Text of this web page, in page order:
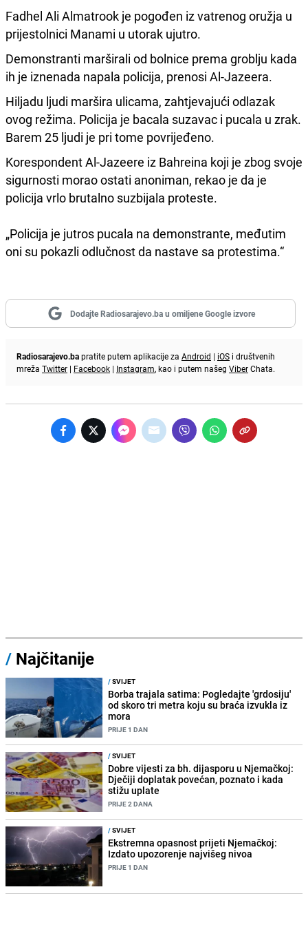
Fadhel Ali Almatrook je pogođen iz vatrenog oružja u
prijestolnici Manami u utorak ujutro.
Demonstranti marširali od bolnice prema groblju kada
ih je iznenada napala policija, prenosi Al-Jazeera.
Hiljadu ljudi maršira ulicama, zahtjevajući odlazak
ovog režima. Policija je bacala suzavac i pucala u zrak.
Barem 25 ljudi je pri tome povrijeđeno.
Korespondent Al-Jazeere iz Bahreina koji je zbog svoje
sigurnosti morao ostati anoniman, rekao je da je
policija vrlo brutalno suzbijala proteste.
„Policija je jutros pucala na demonstrante, međutim
oni su pokazli odlučnost da nastave sa protestima.“
Dodajte Radiosarajevo.ba u omiljene Google izvore
Radiosarajevo.bapratite putem aplikacije za Android | iOS i društvenih
mreža Twitter | Facebook | Instagram, kao i putem našeg ViberChata.
/ Najčitanije
/SVIJET
Borba trajala satima: Pogledajte 'grdosiju'
od skoro tri metra koju su braća izvukla iz
mora
PRIJE 1 DAN
/SVIJET
Dobre vijesti za bh. dijasporu u Njemačkoj:
Dječiji doplatak povećan, poznato i kada
stižu uplate
PRIJE 2 DANA
/SVIJET
Ekstremna opasnost prijeti Njemačkoj:
Izdato upozorenje najvišeg nivoa
PRIJE 1 DAN